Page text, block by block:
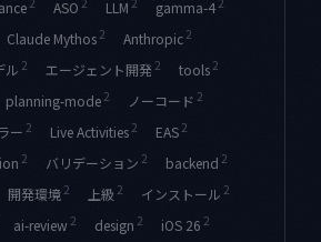
ASO LLM gamma-4
Claude Mythos 2 Anthropic 2
ル 2 エージェント開発 2 tools 2
planning-mode 2 ノーコード 2
ー 2 Live Activities 2 EAS 2
2 バリデーション 2 backend 2
開発環境 2 上級 2 インストール 2
ai-review 2 design 2 iOS 26 2